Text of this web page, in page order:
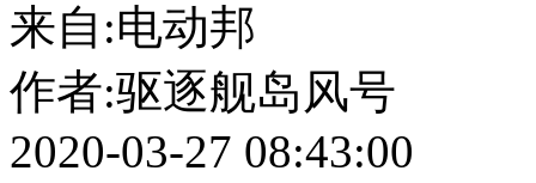
来自:电动邦
作者:驱逐舰岛风号
2020-03-27 08:43:00